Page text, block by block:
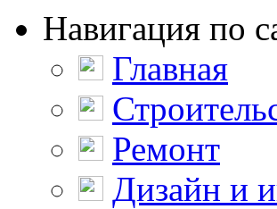
Навигация по
Главная
Ремонт
Дизайн и